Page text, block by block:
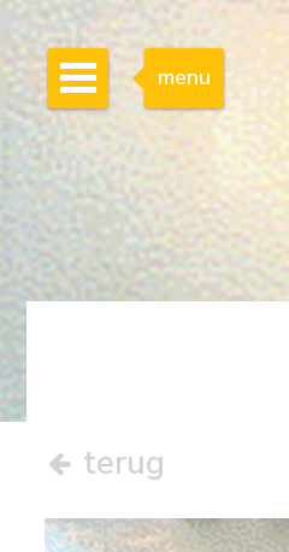
menu
terug